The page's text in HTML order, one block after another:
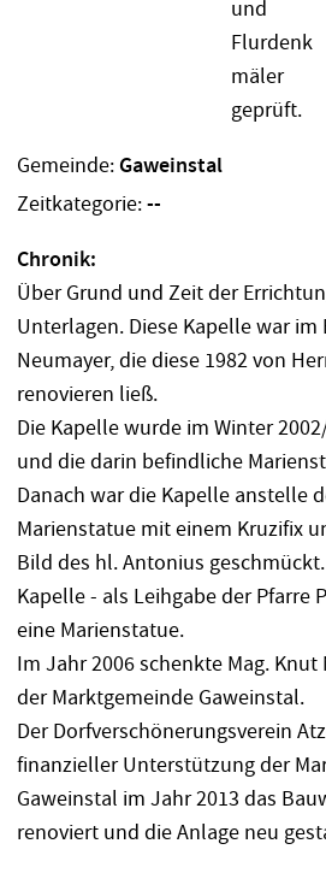
Gemeinde:Gaweinstal
Zeitkategorie:--
Chronik:
Über Grund und Zeit der
Unterlagen. Diese Kapelle war im
Neumayer, die diese 1982 von
renovieren ließ.
Die Kapelle wurde im Winter
und die darin befindliche
Danach war die Kapelle anstelle
Marienstatue mit einem Kruzifix
Bild des hl. Antonius
Kapelle - als Leihgabe der Pfarre
eine Marienstatue.
Im Jahr 2006 schenkte Mag.
der Marktgemeinde Gaweinstal.
Der Dorfverschönerungsverein
finanzieller Unterstützung der
Gaweinstal im Jahr 2013 das
renoviert und die Anlage neu